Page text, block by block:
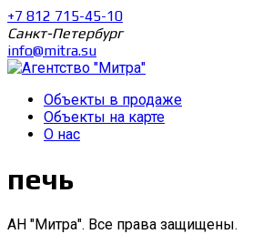
+7 812 715-45-10
Санкт-Петербург
info@mitra.su
Объекты в продаже
Объекты на карте
О нас
печь
АН "Митра". Все права защищены.